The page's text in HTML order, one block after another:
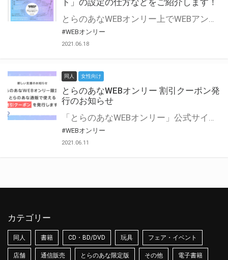
ト」の設定の仕方などをご紹介します！
とらのあなWEBオンリー上でWEBアンソロジーが作成できる「記念コメント」について、その使い方や作成手順を解説します！ 支援タイプを「サークル参加型」「サークル参加型・マルシェ(イベント会場)機能付き」でお申し込みいただいている主催者様はぜひご活用ください♪ とらのあなWEBオンリーサイトはこちら
#WEBオンリー
2021.06.18
同人 女性向け
とらのあなWEBオンリー 割引クーポン発
行のお知らせ
「とらのあなWEBオンリー」公式サイトでとらのあな通販の「割引クーポン」を配布中！ イベントごとに開催当日限定で使える割引クーポンのシリアルコードを発行します。 とらのあなWEBオンリーのページをチェックして、イベント当日にお得にお買い物を楽しみましょう♪ ※本キャンペーンは予告なく終了する場合がございます。 とらのあなWEBオンリーサイトはこちら
#WEBオンリー
2021.06.11
カテゴリー
同人 書籍 CD・BD/DVD 玩具 フェア・イベント
店舗 通信販売 とらのあな限定版 その他 電子書籍